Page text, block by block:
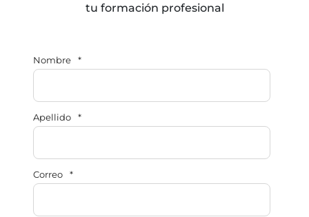
tu formación profesional
Nombre *
Apellido *
Correo *